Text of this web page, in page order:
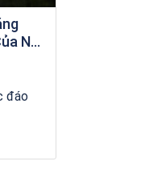
Núi
đáo